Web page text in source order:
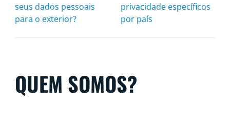
seus dados pessoais
para o exterior?
privacidade específicos
por país
QUEM SOMOS?